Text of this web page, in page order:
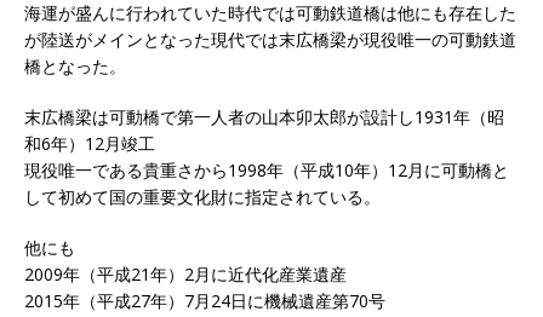
海運が盛んに行われていた時代では可動鉄道橋は他にも存在した
が陸送がメインとなった現代では末広橋梁が現役唯一の可動鉄道
橋となった。
末広橋梁は可動橋で第一人者の山本卯太郎が設計し1931年（昭
和6年）12月竣工
現役唯一である貴重さから1998年（平成10年）12月に可動橋と
して初めて国の重要文化財に指定されている。
他にも
2009年（平成21年）2月に近代化産業遺産
2015年（平成27年）7月24日に機械遺産第70号